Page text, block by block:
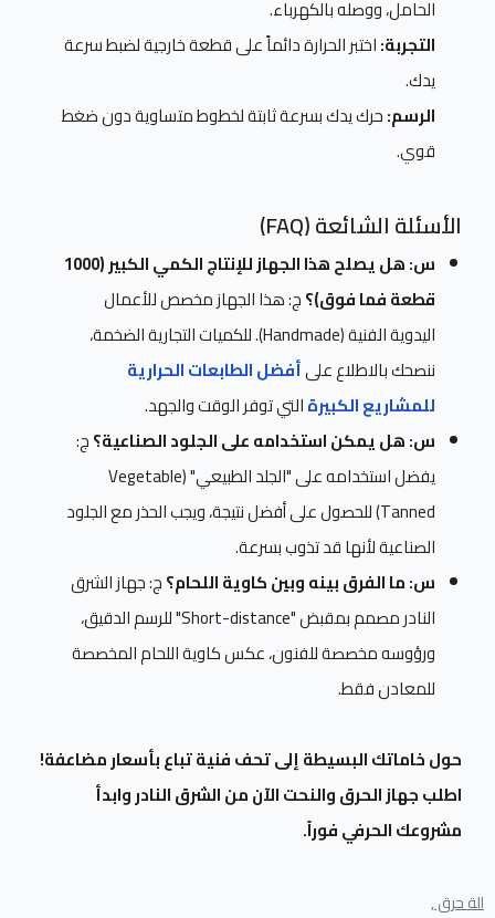
الحامل، ووصله بالكهرباء.
التجربة:اختبر الحرارة دائماً على قطعة خارجية لضبط سرعة
يدك.
الرسم:حرك يدك بسرعة ثابتة لخطوط متساوية دون ضغط
قوي.
الأسئلة الشائعة (FAQ)
س: هل يصلح هذا الجهاز للإنتاج الكمي الكبير (1000
قطعة فما فوق)؟ج: هذا الجهاز مخصص للأعمال
اليدوية الفنية (Handmade). للكميات التجارية الضخمة،
ننصحك بالاطلاع علىأفضل الطابعات الحرارية
للمشاريع الكبيرةالتي توفر الوقت والجهد.
س: هل يمكن استخدامه على الجلود الصناعية؟ج:
يفضل استخدامه على "الجلد الطبيعي" (Vegetable
Tanned) للحصول على أفضل نتيجة، ويجب الحذر مع الجلود
الصناعية لأنها قد تذوب بسرعة.
س: ما الفرق بينه وبين كاوية اللحام؟ج: جهاز الشرق
النادر مصمم بمقبض "Short-distance" للرسم الدقيق،
ورؤوسه مخصصة للفنون، عكس كاوية اللحام المخصصة
للمعادن فقط.
حول خاماتك البسيطة إلى تحف فنية تباع بأسعار مضاعفة!
اطلب جهاز الحرق والنحت الآن من الشرق النادر وابدأ
مشروعك الحرفي فوراً.
الة حرق ,